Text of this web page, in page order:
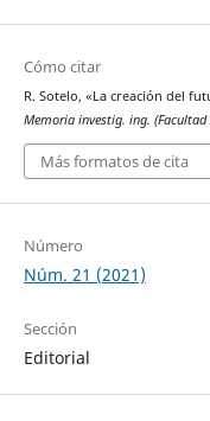
Cómo citar
R. Sotelo, «La creación del
Memoria investig. ing.
Más formatos de cita
Número
Núm. 21 (2021)
Sección
Editorial